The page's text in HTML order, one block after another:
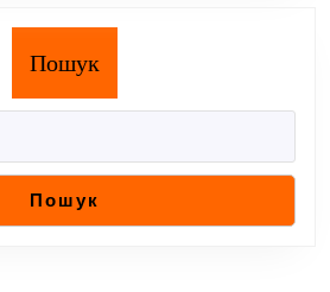
Пошук
Пошук